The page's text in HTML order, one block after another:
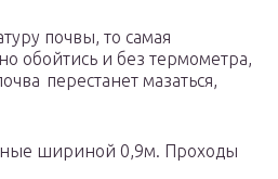
почвы, то самая
обойтись и без термометра,
перестанет мазаться,
шириной 0,9м. Проходы